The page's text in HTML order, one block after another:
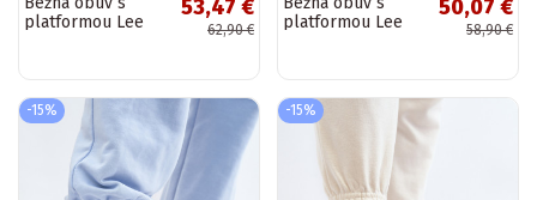
platformou Lee
53,47 €
62,90 €
platformou Lee
50,07 €
58,90 €
-15% -15%